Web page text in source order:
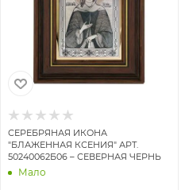
СЕРЕБРЯНАЯ ИКОНА
"БЛАЖЕННАЯ КСЕНИЯ" АРТ.
50240062Б06 – СЕВЕРНАЯ ЧЕРНЬ
Мало